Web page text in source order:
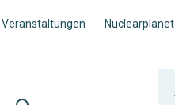
Veranstaltungen Nuclearplanet